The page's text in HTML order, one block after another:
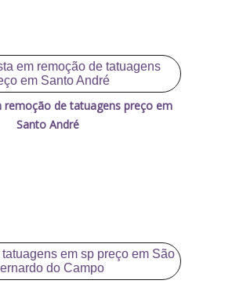
remoção de tatuagens preço em
Santo André